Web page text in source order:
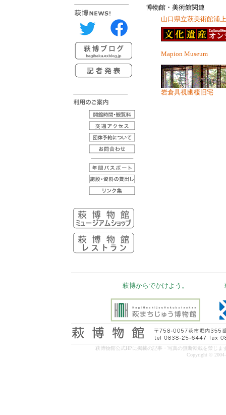
博物館・美術館関連
山口県立萩美術館浦
Mapion Museum
岩倉具視幽棲旧宅
萩博からでかけよう。
萩博物館公式HPに掲載の記事・写真の無断転載を禁じ
Copyright ©